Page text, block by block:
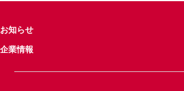
お知らせ
企業情報